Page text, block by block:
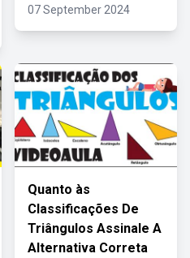
07 September 2024
Quanto às
Classificações De
Triângulos Assinale A
Alternativa Correta